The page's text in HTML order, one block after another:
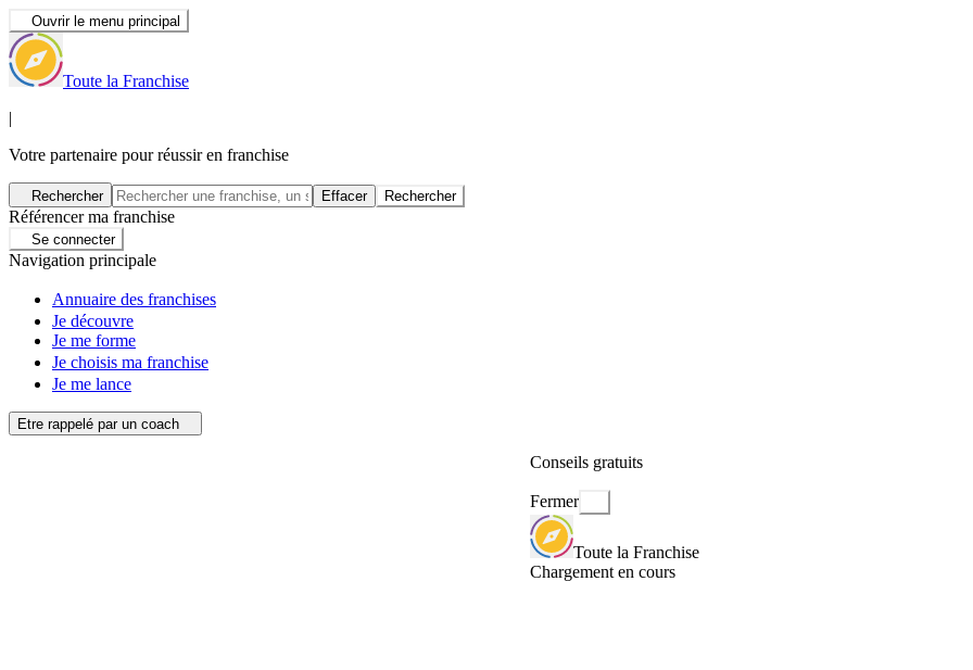
Ouvrir le menu principal
Toute la Franchise
|
Votre partenaire pour réussir en franchise
Rechercher Effacer Rechercher
Référencer ma franchise
Se connecter
Navigation principale
Annuaire des franchises
Je découvre
Je me forme
Je choisis ma franchise
Je me lance
Etre rappelé par un coach
Conseils gratuits
Fermer
Toute la Franchise
Chargement en cours